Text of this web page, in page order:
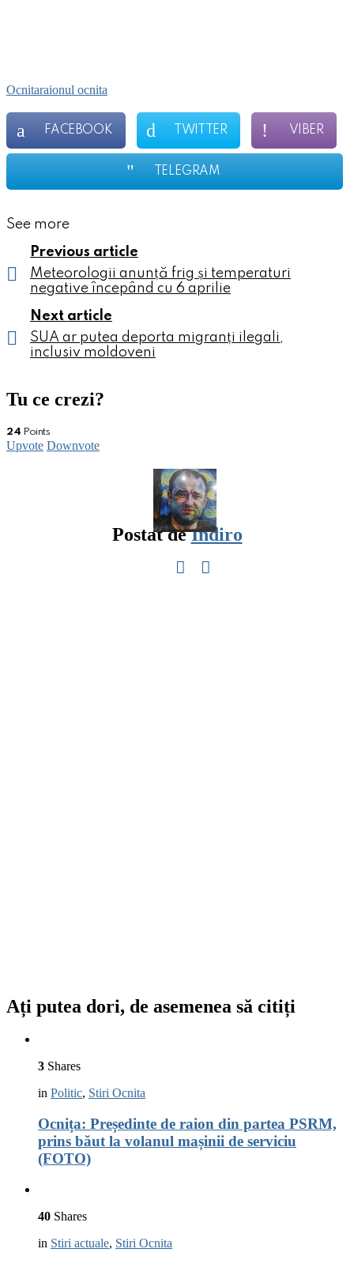
Ocnitaraionul ocnita
FACEBOOK TWITTER VIBER
TELEGRAM
See more
Previous article
Meteorologii anunță frig și temperaturi
negative începând cu 6 aprilie
Next article
SUA ar putea deporta migranți ilegali,
inclusiv moldoveni
Tu ce crezi?
24 Points
Upvote Downvote
Postat deIndiro
Ați putea dori, de asemenea să citiți
3 Shares
in Politic, Stiri Ocnita
Ocnița: Președinte de raion din partea PSRM,
prins băut la volanul mașinii de serviciu
(FOTO)
40 Shares
in Stiri actuale, Stiri Ocnita